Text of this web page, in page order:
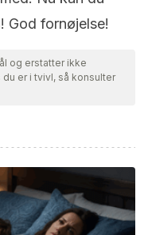
God fornøjelse!
og erstatter ikke
er i tvivl, så konsulter